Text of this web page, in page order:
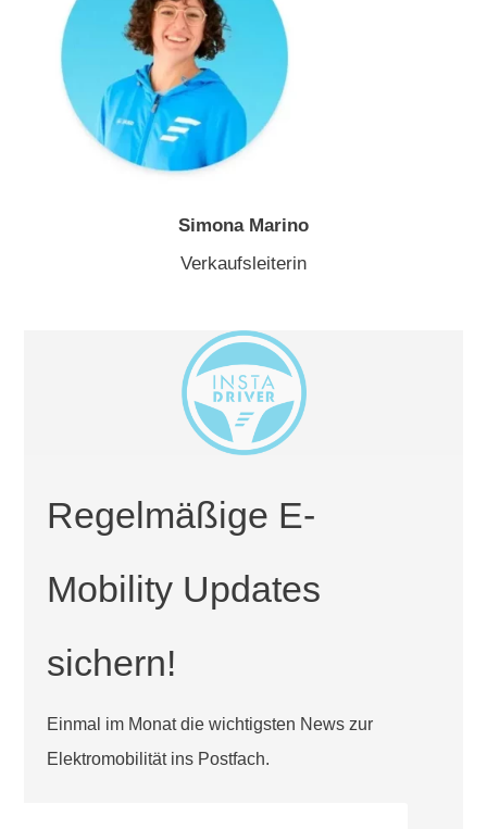
Simona Marino
Verkaufsleiterin
Regelmäßige E-
Mobility Updates
sichern!
Einmal im Monat die wichtigsten News zur
Elektromobilität ins Postfach.